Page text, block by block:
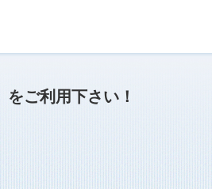
がされませんので、ご了
承のほど、よろしくお願
をご利用下さい！